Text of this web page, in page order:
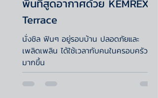
พื้นที่สูดอากาศด้วย KEMREX
Terrace
นั่งชิล ฟินๆ อยู่รอบบ้าน ปลอดภัยและ
เพลิดเพลิน ได้ใช้เวลากับคนในครอบครัว
มากขึ้น